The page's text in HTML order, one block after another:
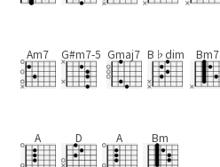
Am7 G#m7-5 Gmaj7 B♭dim Bm7
A D A Bm